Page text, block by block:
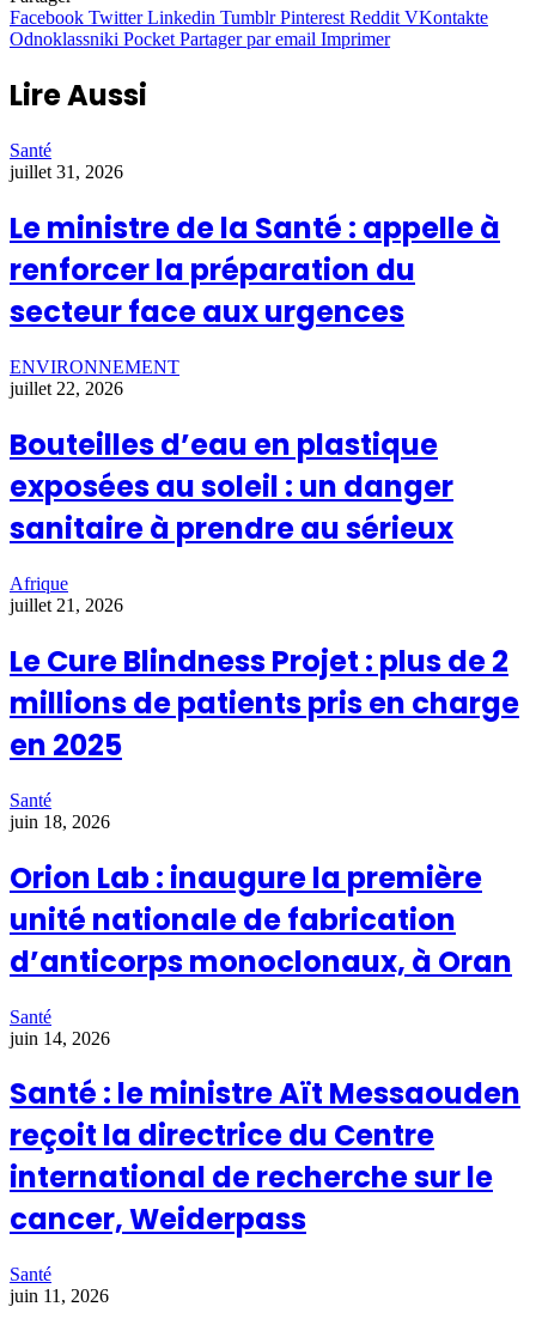
Facebook Twitter Linkedin Tumblr Pinterest Reddit VKontakte
Odnoklassniki Pocket Partager par email Imprimer
Lire Aussi
Santé
juillet 31, 2026
Le ministre de la Santé : appelle à
renforcer la préparation du
secteur face aux urgences
ENVIRONNEMENT
juillet 22, 2026
Bouteilles d’eau en plastique
exposées au soleil : un danger
sanitaire à prendre au sérieux
Afrique
juillet 21, 2026
Le Cure Blindness Projet : plus de 2
millions de patients pris en charge
en 2025
Santé
juin 18, 2026
Orion Lab : inaugure la première
unité nationale de fabrication
d’anticorps monoclonaux, à Oran
Santé
juin 14, 2026
Santé : le ministre Aït Messaouden
reçoit la directrice du Centre
international de recherche sur le
cancer, Weiderpass
Santé
juin 11, 2026